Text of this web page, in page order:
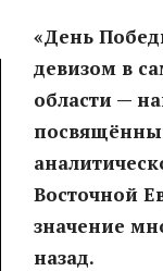
«День
девизом в
области —
Восточной
значение
назад.